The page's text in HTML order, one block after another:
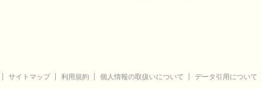
サイトマップ 利用規約 個人情報の取扱いについて データ引用について